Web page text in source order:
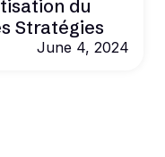
du
Stratégies
June 4, 2024